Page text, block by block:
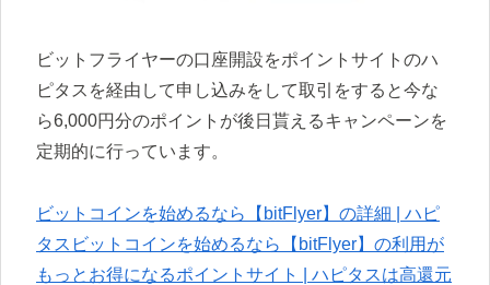
ビットフライヤーの口座開設をポイントサイトのハ
ピタスを経由して申し込みをして取引をすると今な
ら6,000円分のポイントが後日貰えるキャンペーンを
定期的に行っています。
ビットコインを始めるなら【bitFlyer】の詳細 | ハピ
タスビットコインを始めるなら【bitFlyer】の利用が
もっとお得になるポイントサイト | ハピタスは高還元